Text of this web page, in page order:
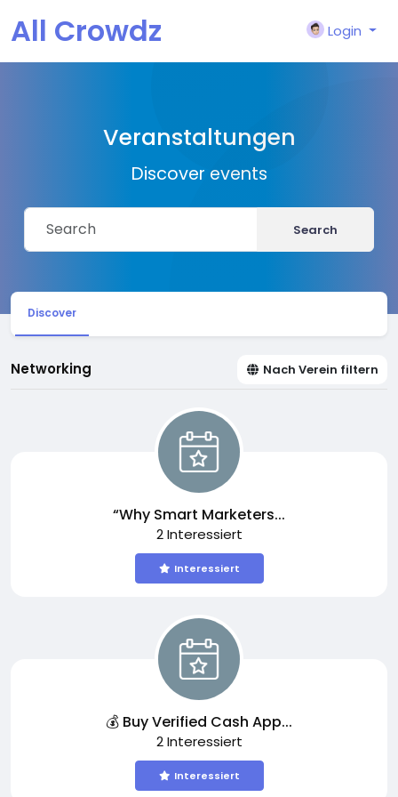
All Crowdz Login
Veranstaltungen
Discover events
Search
Discover
Networking Nach Verein filtern
“Why Smart Marketers...
2 Interessiert
Interessiert
💰 Buy Verified Cash App...
2 Interessiert
Interessiert